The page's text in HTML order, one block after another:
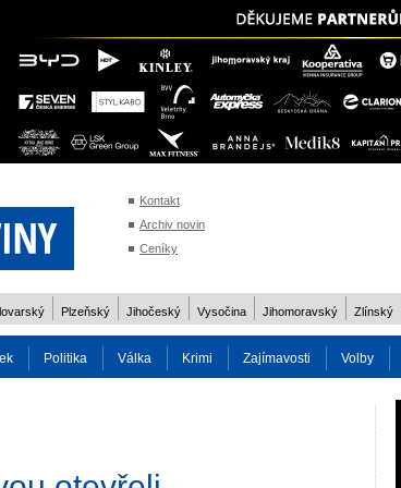
Kontakt
Archiv novin
Ceníky
Plzeňský Jihočeský Vysočina Jihomoravský Zlínský
Politika Válka Krimi Zajímavosti Volby